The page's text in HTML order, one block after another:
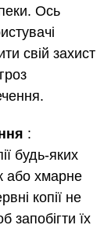
Ось
свій захист
:
будь-яких
або хмарне
копії не
запобігти їх